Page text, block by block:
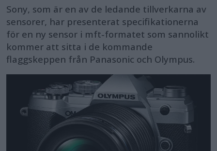
Sony, som är en av de ledande tillverkarna av
sensorer, har presenterat specifikationerna
för en ny sensor i mft-formatet som sannolikt
kommer att sitta i de kommande
flaggskeppen från Panasonic och Olympus.